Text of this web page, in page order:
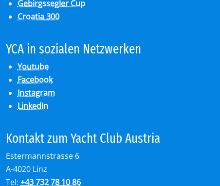
Gebirgssegler Cup
Croatia 300
YCA in so­zia­len Netz­wer­ken
Youtube
Facebook
Instagram
LinkedIn
Kon­takt zum Yacht Club Aus­tria
Estermannstrasse 6
A-4020 Linz
Tel: +43 732 78 10 86